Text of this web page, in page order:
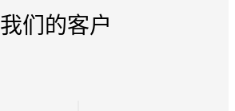
我们的客户